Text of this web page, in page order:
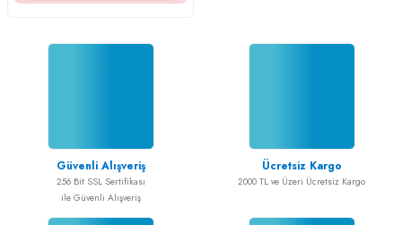
Güvenli Alışveriş
256 Bit SSL Sertifikası
ile Güvenli Alışveriş
Ücretsiz Kargo
2000 TL ve Üzeri Ücretsiz Kargo